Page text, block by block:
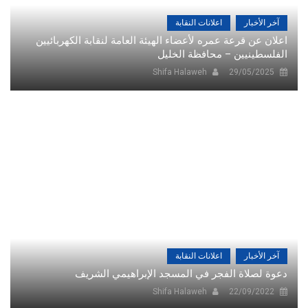
آخر الأخبار اعلانات النقابة
اعلان عن قرعة عمره لأعضاء الهيئة العامة لنقابة الكهربائيين
الفلسطينيين – محافظة الخليل
29/05/2025
Shifa Halaweh
آخر الأخبار اعلانات النقابة
دعوة لصلاة الفجر في المسجد الإبراهيمي الشريف
22/09/2022
Shifa Halaweh